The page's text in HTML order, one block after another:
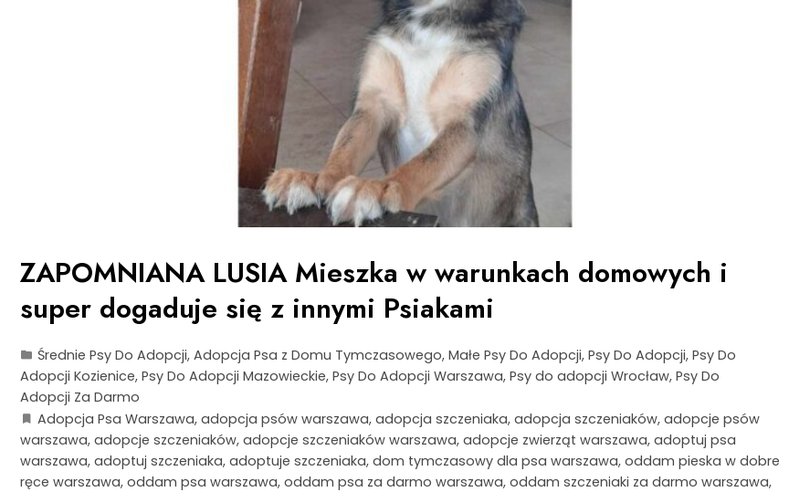
ZAPOMNIANA LUSIA Mieszka w warunkach domowych i
super dogaduje się z innymi Psiakami
Średnie Psy Do Adopcji, Adopcja Psa z Domu Tymczasowego, Małe Psy Do Adopcji, Psy Do Adopcji, Psy Do
Adopcji Kozienice, Psy Do Adopcji Mazowieckie, Psy Do Adopcji Warszawa, Psy do adopcji Wrocław, Psy Do
Adopcji Za Darmo
Adopcja Psa Warszawa, adopcja psów warszawa, adopcja szczeniaka, adopcja szczeniaków, adopcje psów
warszawa, adopcje szczeniaków, adopcje szczeniaków warszawa, adopcje zwierząt warszawa, adoptuj psa
warszawa, adoptuj szczeniaka, adoptuje szczeniaka, dom tymczasowy dla psa warszawa, oddam pieska w dobre
ręce warszawa, oddam psa warszawa, oddam psa za darmo warszawa, oddam szczeniaki za darmo warszawa,